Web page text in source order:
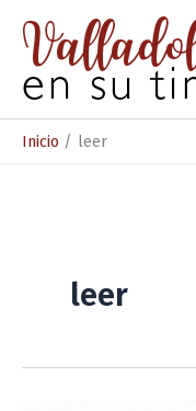
contenido
Inicio leer
leer